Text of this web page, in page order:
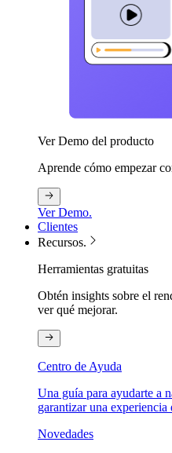
Ver Demo del producto
Aprende cómo empezar
Ver Demo.
Clientes
Recursos.
Herramientas gratuitas
Obtén insights sobre el
ver qué mejorar.
Centro de Ayuda
Una guía para ayudarte a
garantizar una
Novedades